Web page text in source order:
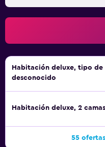
Habitación deluxe, tipo de
desconocido
Habitación deluxe, 2
55